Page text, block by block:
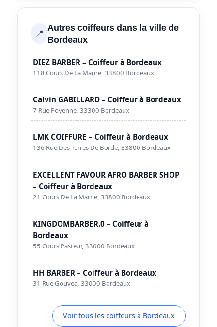
📍 Autres coiffeurs dans la ville de
Bordeaux
DIEZ BARBER – Coiffeur à Bordeaux
118 Cours De La Marne, 33800 Bordeaux
Calvin GABILLARD – Coiffeur à Bordeaux
7 Rue Poyenne, 33300 Bordeaux
LMK COIFFURE – Coiffeur à Bordeaux
136 Rue Des Terres De Borde, 33800 Bordeaux
EXCELLENT FAVOUR AFRO BARBER SHOP
– Coiffeur à Bordeaux
21 Cours De La Marne, 33800 Bordeaux
KINGDOMBARBER.0 – Coiffeur à
Bordeaux
55 Cours Pasteur, 33000 Bordeaux
HH BARBER – Coiffeur à Bordeaux
31 Rue Gouvea, 33000 Bordeaux
Voir tous les coiffeurs à Bordeaux